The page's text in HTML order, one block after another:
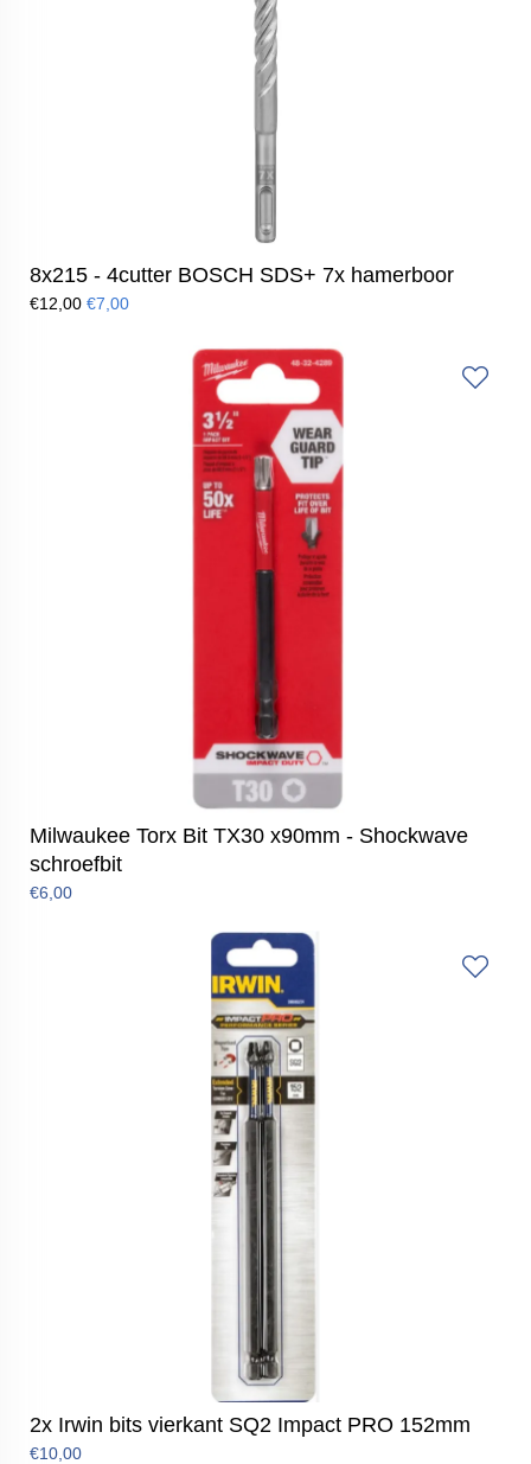
8x215 - 4cutter BOSCH SDS+ 7x hamerboor
€12,00 €7,00
Milwaukee Torx Bit TX30 x90mm - Shockwave
schroefbit
€6,00
2x Irwin bits vierkant SQ2 Impact PRO 152mm
€10,00